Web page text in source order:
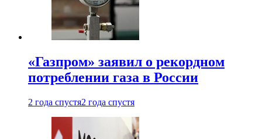
«Газпром» заявил о рекордном
потреблении газа в России
2 года спустя2 года спустя